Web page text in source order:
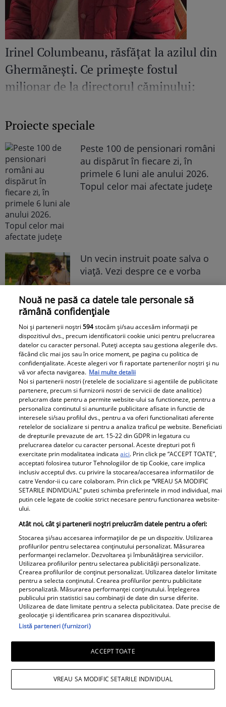
Irinel Columbeanu, răsfățat la azilul din
Ghermănești. Ce primește fostul
milionar de la directorul căminului:
Proiecte speciale
Peste 100 de pensionari români
au dispărut în fiecare zi, în
primele 6 luni ale anului 2026.
Topul celor mai afectate județe
Un vecin instruit poate salva o
viață. Vezi despre ce e vorba
Libertatea.ro
Cât costă un litru de benzină și
motorină, marți, 21 iulie 2026, în
București, Iași, Cluj-Napoca,
Timișoara și Constanța
Avantaje
Ea - 52, el - 29, atât aveau când s-
au îndrăgostit, dar iubirea nu a
despărțirea de Octavian Ene, uite
cum a răspuns Daniela Nane la
o întrebare incomodă! ȘAH MAT!
Cabral rupe tăcerea după
divorțul de Andreea Ibacka. „Nu
mi-a convenit să spun asta cu
voce tare. M-a afectat”
Nouă ne pasă ca datele tale personale să
rămână confidențiale
Noi și partenerii noștri594stocăm și/sau accesăm informații pe
dispozitivul dvs., precum identificatorii cookie unici pentru prelucrarea
datelor cu caracter personal. Puteți accepta sau gestiona alegerile dvs.
făcând clic mai jos sau în orice moment, pe pagina cu politica de
confidențialitate. Aceste alegeri vor fi raportate partenerilor noștri și nu
vă vor afecta navigarea. Mai multe detalii
Noi si partenerii nostri (retelele de socializare si agentiile de publicitate
partenere, precum si furnizorii nostri de servicii de date analitice)
prelucram date pentru a permite website-ului sa functioneze, pentru a
personaliza continutul si anunturile publicitare afisate in functie de
interesele si/sau profilul dvs., pentru a va oferi functionalitati aferente
retelelor de socializare si pentru a analiza traficul pe website. Beneficiati
de drepturile prevazute de art. 15-22 din GDPR in legatura cu
prelucrarea datelor cu caracter personal. Aceste drepturi pot fi
exercitate prin modalitatea indicataaici. Prin click pe “ACCEPT TOATE”,
acceptati folosirea tuturor Tehnologiilor de tip Cookie, care implica
inclusiv acceptul dvs. cu privire la stocarea/accesarea informatiilor de
catre Vendor-ii cu care colaboram. Prin click pe “VREAU SA MODIFIC
SETARILE INDIVIDUAL” puteti schimba preferintele in mod individual, mai
putin cele legate de cookie strict necesare pentru functionarea website-
ului.
Atât noi, cât și partenerii noștri prelucrăm datele pentru a oferi:
Stocarea și/sau accesarea informațiilor de pe un dispozitiv. Utilizarea
profilurilor pentru selectarea conținutului personalizat. Măsurarea
performanței reclamelor. Dezvoltarea și îmbunătățirea serviciilor.
Utilizarea profilurilor pentru selectarea publicității personalizate.
Crearea profilurilor de conținut personalizat. Utilizarea datelor limitate
pentru a selecta conținutul. Crearea profilurilor pentru publicitate
personalizată. Măsurarea performanței conținutului. Înțelegerea
publicului prin statistici sau combinații de date din surse diferite.
Utilizarea de date limitate pentru a selecta publicitatea. Date precise de
geolocație și identificarea prin scanarea dispozitivului.
Listă parteneri (furnizori)
ACCEPT TOATE
VREAU SA MODIFIC SETARILE INDIVIDUAL